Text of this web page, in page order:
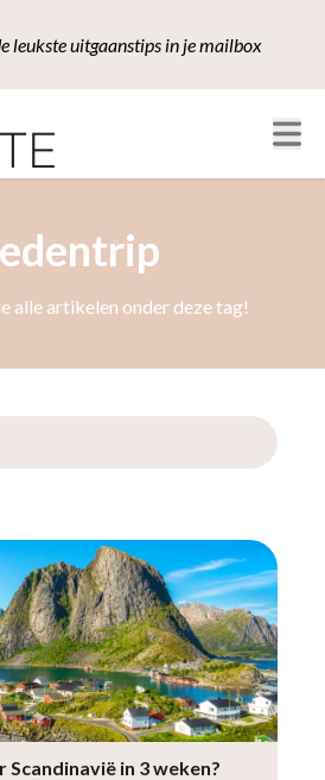
leukste uitgaanstips in je mailbox
alle artikelen onder deze tag!
in 3 weken?